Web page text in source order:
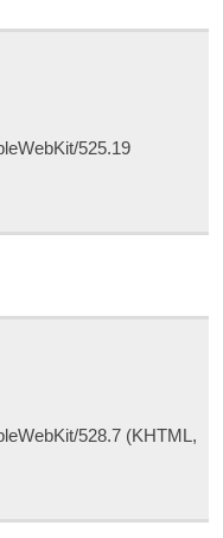
525.19
528.7 (KHTML,